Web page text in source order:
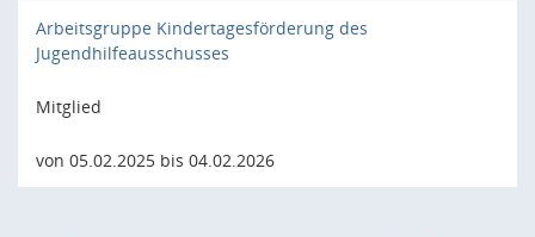
Arbeitsgruppe Kindertagesförderung des
Jugendhilfeausschusses
Mitglied
von 05.02.2025 bis 04.02.2026